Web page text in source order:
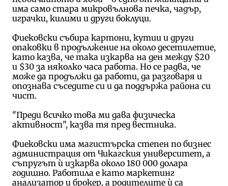
има само стара микровълнова печка, чадър,
играчки, килими и други боклуци.
Фиековски събира картони, кутии и други
опаковки в продължение на около десетилетие,
като казва, че така изкарва на ден между $20
и $30 за няколко часа работа. Но се радва, че
може да продължи да работи, да разговаря и
опознава съседите си и да поддържа района си
чист.
"Преди всичко това ми дава физическа
активност", казва тя пред вестника.
Фиековски има магистърска степен по бизнес
администрация от Чикагския университет, а
съпругът ѝ изкарва около 180 000 долара
годишно. Работила е като маркетинг
анализатор и брокер, а родителите ѝ са